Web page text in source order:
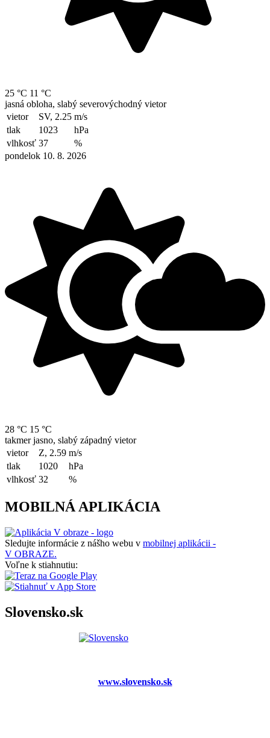
25 °C 11 °C
jasná obloha, slabý severovýchodný vietor
vietor
SV, 2.25 m/s
tlak
1023
hPa
vlhkosť 37
%
pondelok 10. 8. 2026
28 °C 15 °C
takmer jasno, slabý západný vietor
vietor
Z, 2.59 m/s
tlak
1020
hPa
vlhkosť 32 %
MOBILNÁ APLIKÁCIA
Sledujte informácie z nášho webu v mobilnej aplikácii -
V OBRAZE.
Voľne k stiahnutiu:
Slovensko.sk
www.slovensko.sk